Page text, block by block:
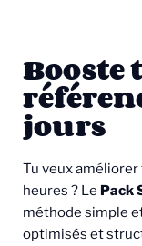
Booste
jours
Tu veux
heures ? Le Pack
méthode simple
optimisés et